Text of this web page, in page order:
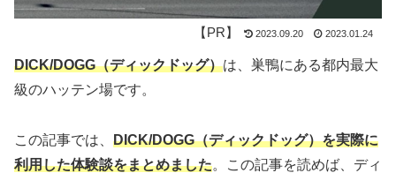
2023.09.20 2023.01.24
DICK/DOGG（ディックドッグ）は、巣鴨にある都内最大
級のハッテン場です。
この記事では、 DICK/DOGG（ディックドッグ）を実際に
利用した体験談をまとめました。この記事を読めば、ディ